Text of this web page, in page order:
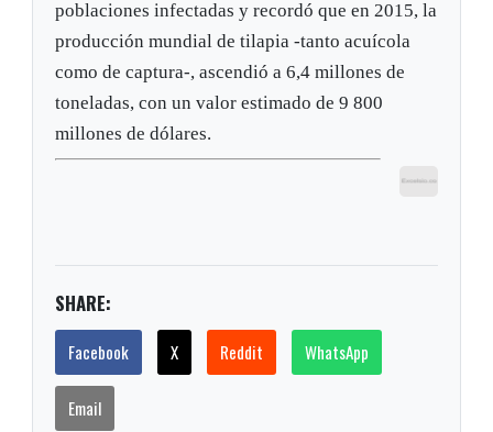
poblaciones infectadas y recordó que en 2015, la
producción mundial de tilapia -tanto acuícola
como de captura-, ascendió a 6,4 millones de
toneladas, con un valor estimado de 9 800
millones de dólares.
SHARE:
Facebook X Reddit WhatsApp
Email